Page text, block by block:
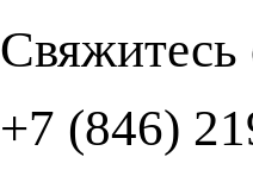
Свяжитесь
+7 (846)